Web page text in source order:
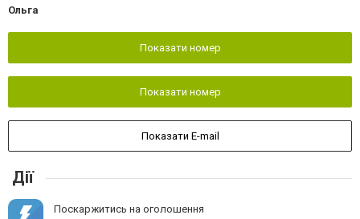
Ольга
Показати номер
Показати номер
Показати E-mail
Дії
Поскаржитись на оголошення